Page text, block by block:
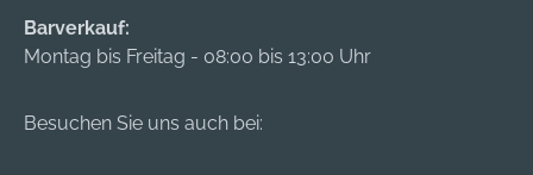
Barverkauf:
Montag bis Freitag - 08:00 bis 13:00 Uhr
Besuchen Sie uns auch bei: